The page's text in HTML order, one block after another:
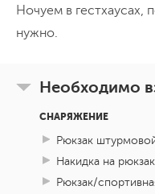
Ночуем в гестхаусах,
нужно.
Необходимо
СНАРЯЖЕНИЕ
Рюкзак
Накидка на рюкзак
Рюкзак/